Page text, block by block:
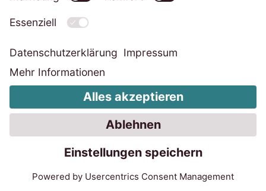
Besicherte
Forderungen
Forderungen
Geschäftsjahr 2025/26: EOS baut seine
Marktposition in Westeuropa aus.
4 Min.
Sebastian Pollmer, verantwortlich für die